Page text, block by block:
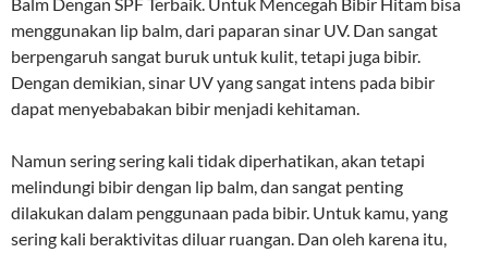
menggunakan lip balm, dari paparan sinar UV. Dan sangat
berpengaruh sangat buruk untuk kulit, tetapi juga bibir.
Dengan demikian, sinar UV yang sangat intens pada bibir
dapat menyebabakan bibir menjadi kehitaman.
Namun sering sering kali tidak diperhatikan, akan tetapi
melindungi bibir dengan lip balm, dan sangat penting
dilakukan dalam penggunaan pada bibir. Untuk kamu, yang
sering kali beraktivitas diluar ruangan. Dan oleh karena itu,